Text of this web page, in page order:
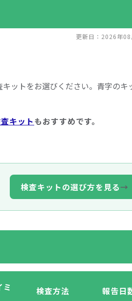
更新日：2026年08
ットをお選びください。青字のキ
キットもおすすめです。
検査キットの選び方を見る→
検査方法 報告日